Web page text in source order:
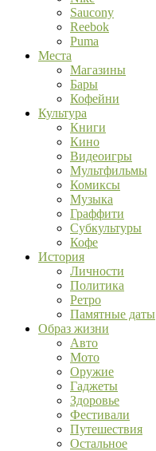
Saucony
Reebok
Puma
Места
Магазины
Бары
Кофейни
Культура
Книги
Кино
Видеоигры
Мультфильмы
Комиксы
Музыка
Граффити
Субкультуры
Кофе
История
Личности
Политика
Ретро
Памятные даты
Образ жизни
Авто
Мото
Оружие
Гаджеты
Здоровье
Фестивали
Путешествия
Остальное